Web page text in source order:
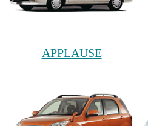
APPLAUSE